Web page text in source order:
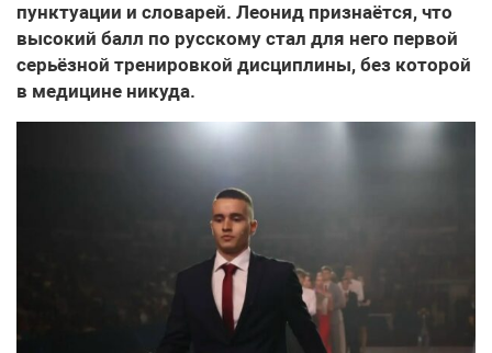
пунктуации и словарей. Леонид признаётся, что
высокий балл по русскому стал для него первой
серьёзной тренировкой дисциплины, без которой
в медицине никуда.